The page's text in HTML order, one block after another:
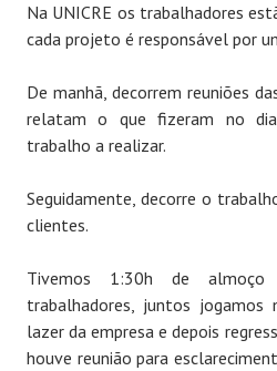
Na UNICRE os trabalhadores
cada projeto é responsável por
De manhã, decorrem reuniões
relatam o que fizeram no
trabalho a realizar.
Seguidamente, decorre o
clientes.
Tivemos 1:30h de
trabalhadores, juntos jogamos
lazer da empresa e depois
houve reunião para